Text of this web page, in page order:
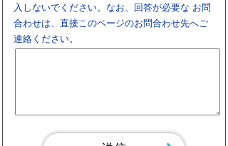
入しないでください。なお、回答が必要な お問
合わせは、直接このページのお問合わせ先へご
連絡ください。